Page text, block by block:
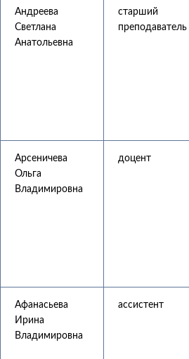
Андреева
Светлана
Анатольевна
старший
преподаватель
Арсеничева
Ольга
Владимировна
доцент
Афанасьева
Ирина
Владимировна
ассистент